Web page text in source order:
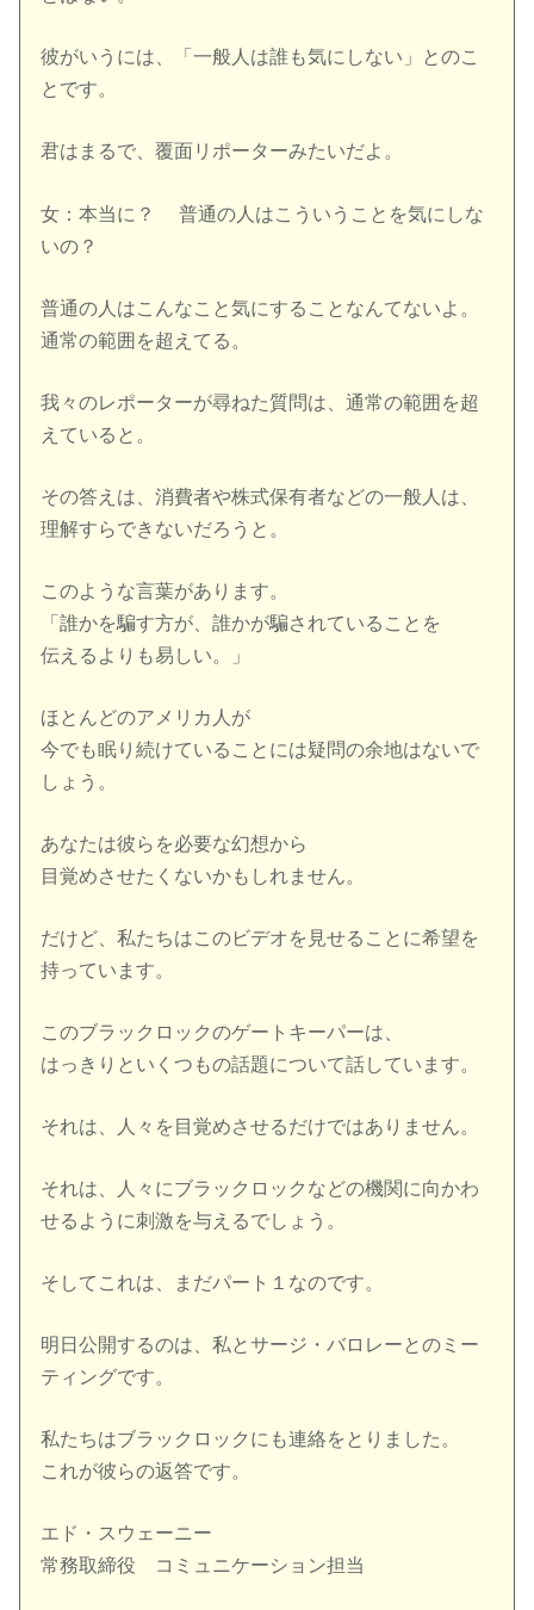
彼がいうには、「一般人は誰も気にしない」とのこ
とです。
君はまるで、覆面リポーターみたいだよ。
女：本当に？ 普通の人はこういうことを気にしな
いの？
普通の人はこんなこと気にすることなんてないよ。
通常の範囲を超えてる。
我々のレポーターが尋ねた質問は、通常の範囲を超
えていると。
その答えは、消費者や株式保有者などの一般人は、
理解すらできないだろうと。
このような言葉があります。
「誰かを騙す方が、誰かが騙されていることを
伝えるよりも易しい。」
ほとんどのアメリカ人が
今でも眠り続けていることには疑問の余地はないで
しょう。
あなたは彼らを必要な幻想から
目覚めさせたくないかもしれません。
だけど、私たちはこのビデオを見せることに希望を
持っています。
このブラックロックのゲートキーパーは、
はっきりといくつもの話題について話しています。
それは、人々を目覚めさせるだけではありません。
それは、人々にブラックロックなどの機関に向かわ
せるように刺激を与えるでしょう。
そしてこれは、まだパート１なのです。
明日公開するのは、私とサージ・バロレーとのミー
ティングです。
私たちはブラックロックにも連絡をとりました。
これが彼らの返答です。
エド・スウェーニー
常務取締役 コミュニケーション担当